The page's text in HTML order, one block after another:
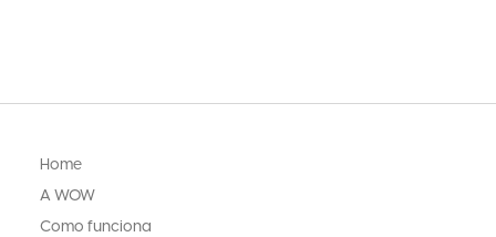
Home
A WOW
Como funciona